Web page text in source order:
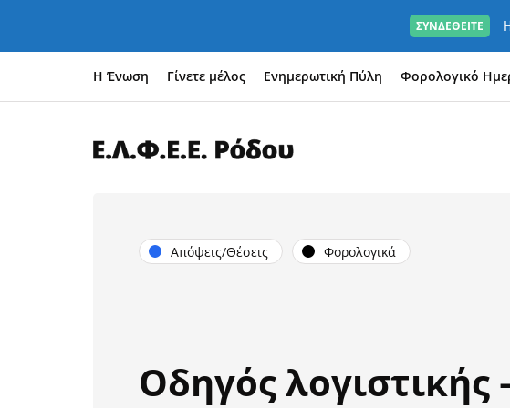
ΣΥΝΔΕΘΕΙΤΕ
Η Ένωση Γίνετε μέλος Ενημερωτική Πύλη Φορολογικό
Απόψεις/Θέσεις Φορολογικά
Οδηγός λογιστικής